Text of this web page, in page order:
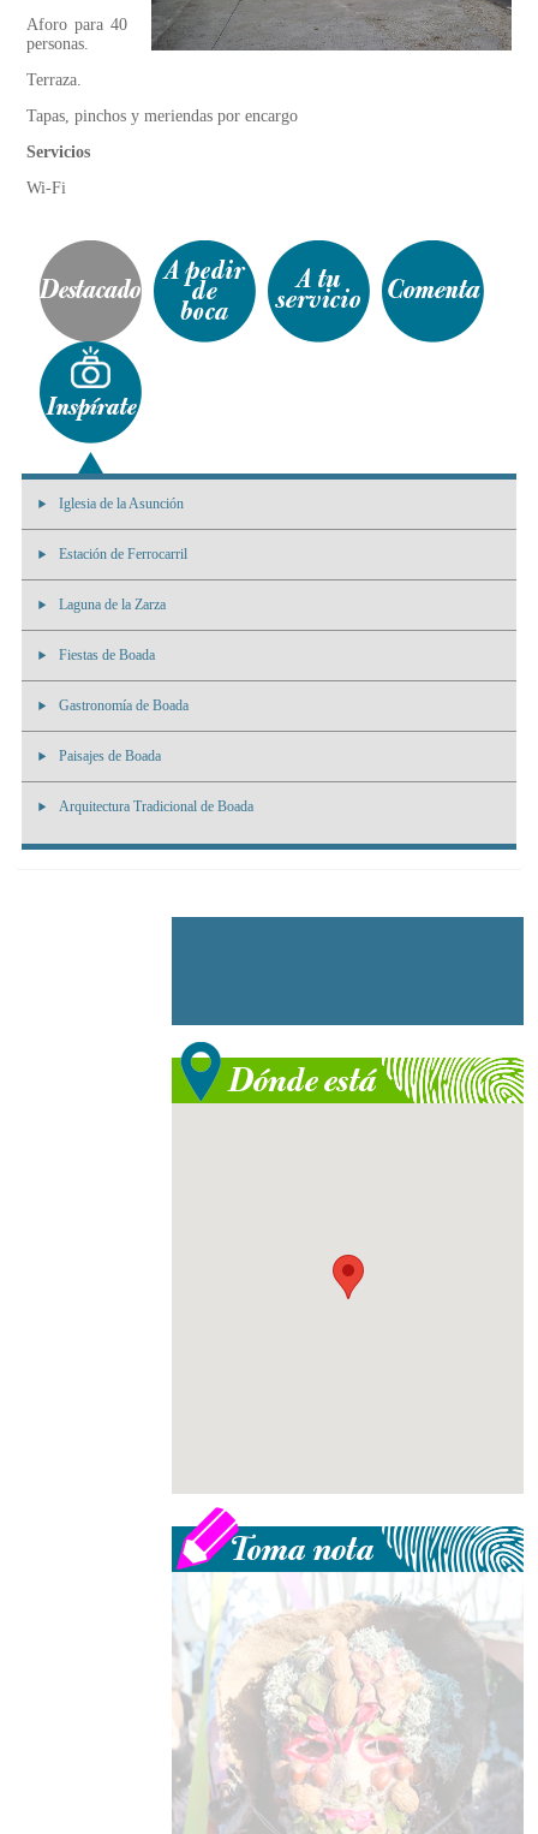
Aforo para 40
personas.
Terraza.
Tapas, pinchos y meriendas por encargo
Servicios
Wi-Fi
Iglesia de la Asunción
Estación de Ferrocarril
Laguna de la Zarza
Fiestas de Boada
Gastronomía de Boada
Paisajes de Boada
Arquitectura Tradicional de Boada